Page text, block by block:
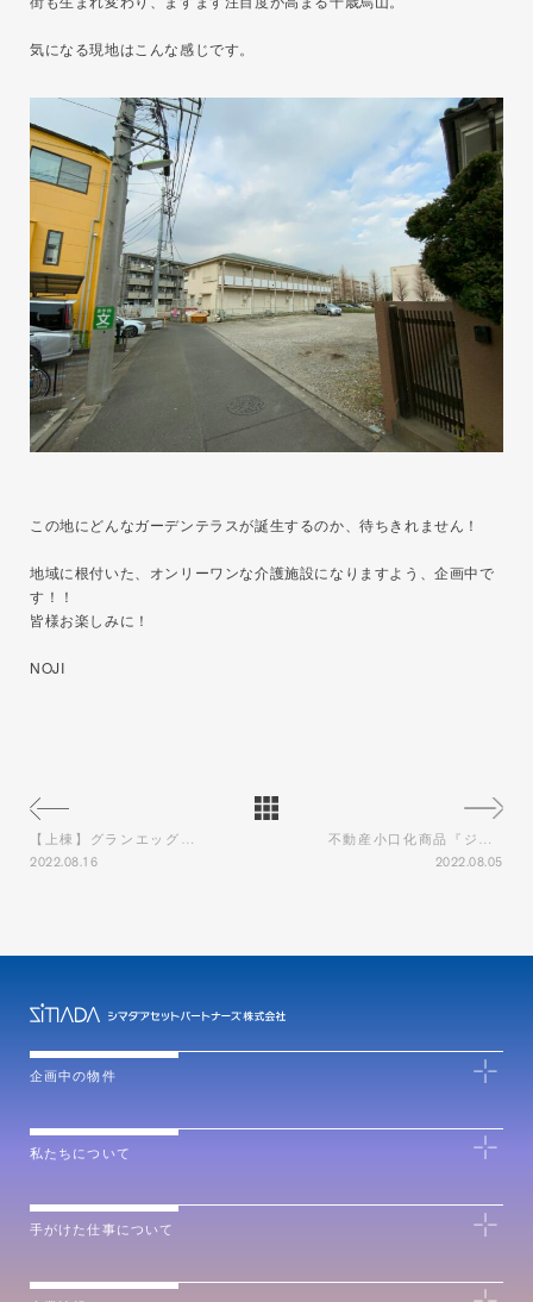
気になる現地はこんな感じです。
この地にどんなガーデンテラスが誕生するのか、待ちきれません！
地域に根付いた、オンリーワンな介護施設になりますよう、企画中で
す！！
皆様お楽しみに！
NOJI
【上棟】グランエッグス田園調布上棟しました！
2022.08.16
不動産小口化商品『ジャストフィット』のCM撮影をしました！
2022.08.05
企画中の物件
私たちについて
手がけた仕事について